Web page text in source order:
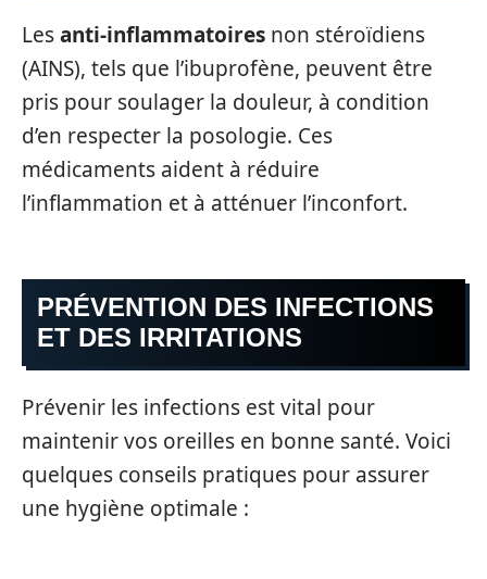
Lesanti-inflammatoires non stéroïdiens
(AINS), tels que l’ibuprofène, peuvent être
pris pour soulager la douleur, à condition
d’en respecter la posologie. Ces
médicaments aident à réduire
l’inflammation et à atténuer l’inconfort.
PRÉVENTION DES INFECTIONS
ET DES IRRITATIONS
Prévenir les infections est vital pour
maintenir vos oreilles en bonne santé. Voici
quelques conseils pratiques pour assurer
une hygiène optimale :